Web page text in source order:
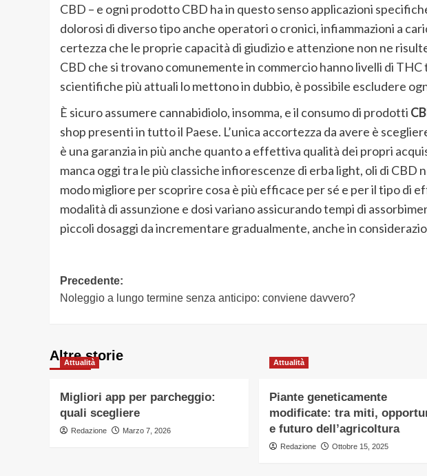
CBD – e ogni prodotto CBD ha in questo senso applicazioni
dolorosi di diverso tipo anche operatori o cronici, infiammazioni a
certezza che le proprie capacità di giudizio e attenzione non ne
CBD che si trovano comunemente in commercio hanno livelli di
scientifiche più attuali lo mettono in dubbio, è possibile escludere
È sicuro assumere cannabidiolo, insomma, e il consumo di prodotti
shop presenti in tutto il Paese. L’unica accortezza da avere è
è una garanzia in più anche quanto a effettiva qualità dei propri
manca oggi tra le più classiche infiorescenze di erba light, oli di
modo migliore per scoprire cosa è più efficace per sé e per il tipo
modalità di assunzione e dosi variano assicurando tempi di
piccoli dosaggi da incrementare gradualmente, anche in
Navigazione
articolo
Precedente:
Noleggio a lungo termine senza anticipo: conviene davvero?
Altre storie
Attualità
Migliori app per parcheggio:
quali scegliere
Redazione Marzo 7, 2026
Attualità
Piante geneticamente
modificate: tra miti,
e futuro dell’agricoltura
Redazione Ottobre 15, 2025